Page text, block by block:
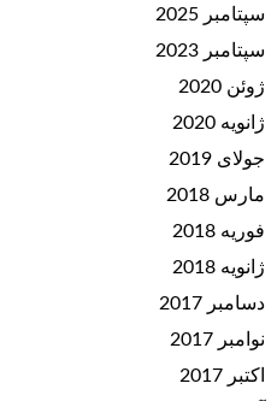
سپتامبر 2025
سپتامبر 2023
ژوئن 2020
ژانویه 2020
جولای 2019
مارس 2018
فوریه 2018
ژانویه 2018
دسامبر 2017
نوامبر 2017
اکتبر 2017